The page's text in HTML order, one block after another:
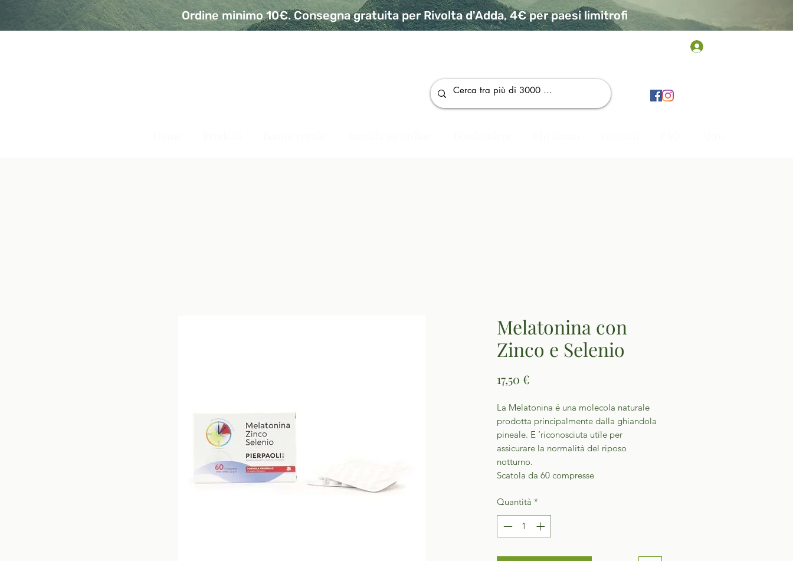
Ordine minimo 10€. Consegna gratuita per Rivolta d'Adda, 4€ per paesi limitrofi
Melatonina con
Zinco e Selenio
17,50 €
La Melatonina é una molecola naturale
prodotta principalmente dalla ghiandola
pineale. E ‘riconosciuta utile per
assicurare la normalità del riposo
notturno.
Scatola da 60 compresse
Quantità *